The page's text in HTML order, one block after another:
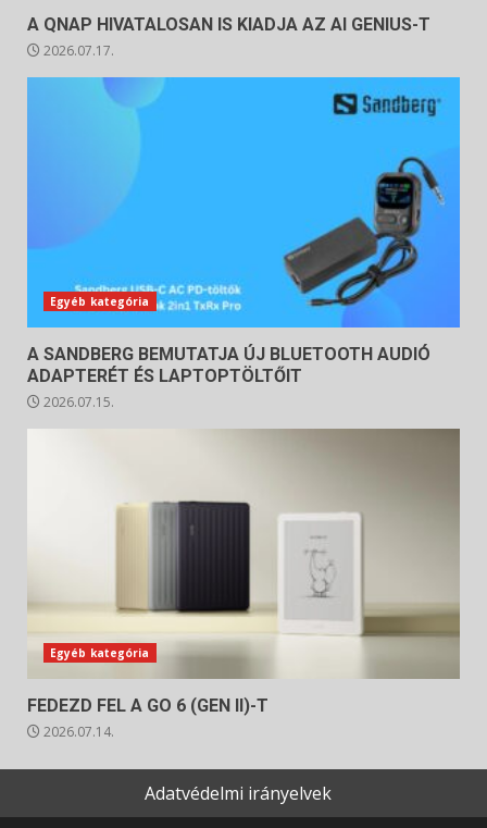
A QNAP HIVATALOSAN IS KIADJA AZ AI GENIUS-T
2026.07.17.
Egyéb kategória
A SANDBERG BEMUTATJA ÚJ BLUETOOTH AUDIÓ
ADAPTERÉT ÉS LAPTOPTÖLTŐIT
2026.07.15.
Egyéb kategória
FEDEZD FEL A GO 6 (GEN II)-T
2026.07.14.
Adatvédelmi irányelvek